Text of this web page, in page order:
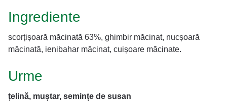
Ingrediente
scorțișoară măcinată 63%, ghimbir măcinat, nucșoară
măcinată, ienibahar măcinat, cuișoare măcinate.
Urme
țelină, muștar, semințe de susan